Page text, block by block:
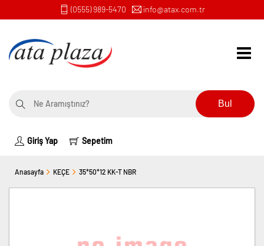
(0555) 989-5470 info@atax.com.tr
Bul
Giriş Yap Sepetim
Anasayfa KEÇE 35*50*12 KK-T NBR